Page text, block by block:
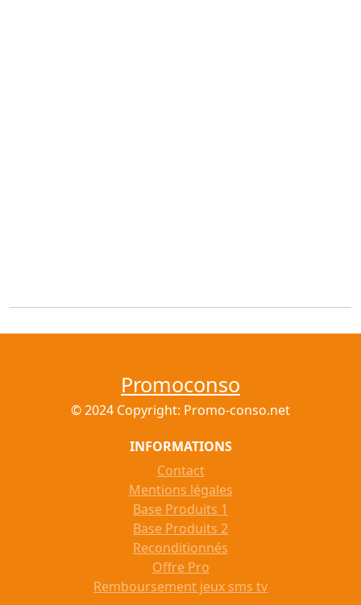
Promoconso
© 2024 Copyright: Promo-conso.net
INFORMATIONS
Contact
Mentions légales
Base Produits 1
Base Produits 2
Reconditionnés
Offre Pro
Remboursement jeux sms tv